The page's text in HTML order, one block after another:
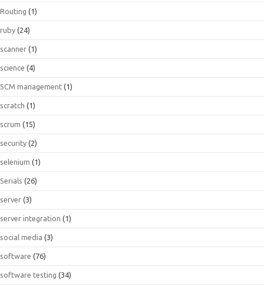
Routing (1)
ruby (24)
scanner (1)
science (4)
SCM management (1)
scratch (1)
scrum (15)
security (2)
selenium (1)
Serials (26)
server (3)
server integration (1)
social media (3)
software (76)
software testing (34)